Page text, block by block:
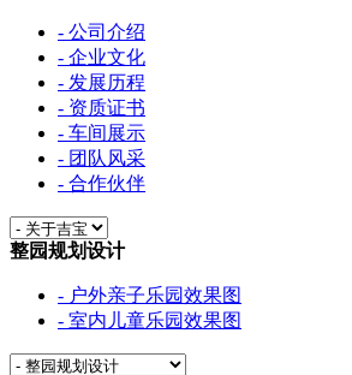
- 公司介绍
- 企业文化
- 发展历程
- 资质证书
- 车间展示
- 团队风采
- 合作伙伴
整园规划设计
- 户外亲子乐园效果图
- 室内儿童乐园效果图